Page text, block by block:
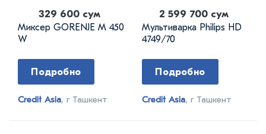
329 600 сум
Миксер GORENJE M 450
W
Подробно
Credit Asia, г Ташкент
2 599 700 сум
Мультиварка Philips HD
4749/70
Подробно
Credit Asia, г Ташкент